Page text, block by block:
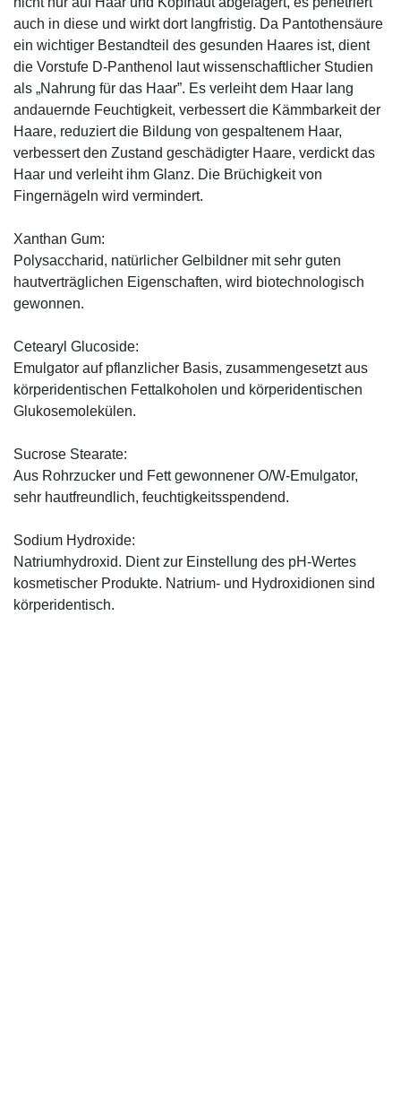
auch in diese und wirkt dort langfristig. Da Pantothensäure
ein wichtiger Bestandteil des gesunden Haares ist, dient
die Vorstufe D-Panthenol laut wissenschaftlicher Studien
als „Nahrung für das Haar”. Es verleiht dem Haar lang
andauernde Feuchtigkeit, verbessert die Kämmbarkeit der
Haare, reduziert die Bildung von gespaltenem Haar,
verbessert den Zustand geschädigter Haare, verdickt das
Haar und verleiht ihm Glanz. Die Brüchigkeit von
Fingernägeln wird vermindert.
Xanthan Gum:
Polysaccharid, natürlicher Gelbildner mit sehr guten
hautverträglichen Eigenschaften, wird biotechnologisch
gewonnen.
Cetearyl Glucoside:
Emulgator auf pflanzlicher Basis, zusammengesetzt aus
körperidentischen Fettalkoholen und körperidentischen
Glukosemolekülen.
Sucrose Stearate:
Aus Rohrzucker und Fett gewonnener O/W-Emulgator,
sehr hautfreundlich, feuchtigkeitsspendend.
Sodium Hydroxide:
Natriumhydroxid. Dient zur Einstellung des pH-Wertes
kosmetischer Produkte. Natrium- und Hydroxidionen sind
körperidentisch.